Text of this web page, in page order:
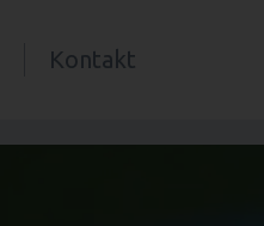
Kontakt